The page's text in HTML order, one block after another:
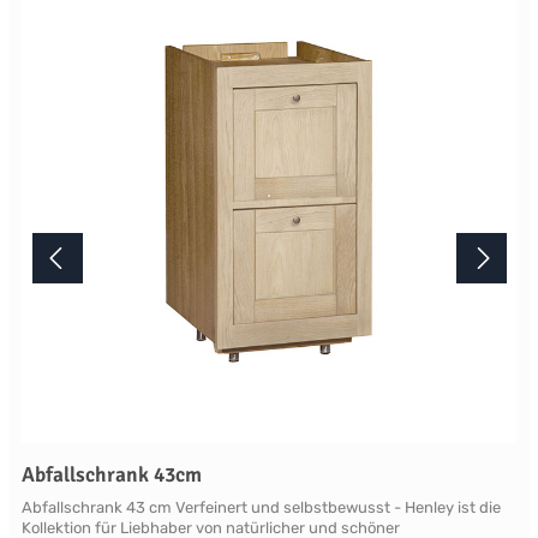
Produktes nicht authentisch wiedergegeben wird. Ihre Fragen zu
diesem Artikel beantworten wir Ihnen gerne telefonisch unter +49
2381 97372-0,per E-Mail an shop@landlord-living.de oder nach
Terminabsprache persönlich in unserem Showroom.
Abfallschrank 43cm
Abfallschrank 43 cm Verfeinert und selbstbewusst - Henley ist die
Kollektion für Liebhaber von natürlicher und schöner